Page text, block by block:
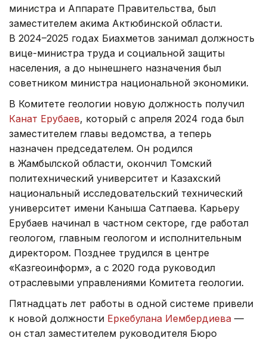
министра и Аппарате Правительства, был
заместителем акима Актюбинской области.
В 2024–2025 годах Биахметов занимал должность
вице-министра труда и социальной защиты
населения, а до нынешнего назначения был
советником министра национальной экономики.
В Комитете геологии новую должность получил
Канат Ерубаев, который с апреля 2024 года был
заместителем главы ведомства, а теперь
назначен председателем. Он родился
в Жамбылской области, окончил Томский
политехнический университет и Казахский
национальный исследовательский технический
университет имени Каныша Сатпаева. Карьеру
Ерубаев начинал в частном секторе, где работал
геологом, главным геологом и исполнительным
директором. Позднее трудился в центре
«Казгеоинформ», а с 2020 года руководил
отраслевыми управлениями Комитета геологии.
Пятнадцать лет работы в одной системе привели
к новой должности Еркебулана Иембердиева —
он стал заместителем руководителя Бюро